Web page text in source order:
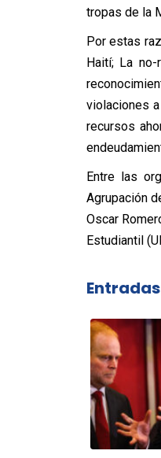
tropas de la
Por estas
Haití; La
violaciones
recursos
Entre las
Agrupación
Oscar
Estudiantil